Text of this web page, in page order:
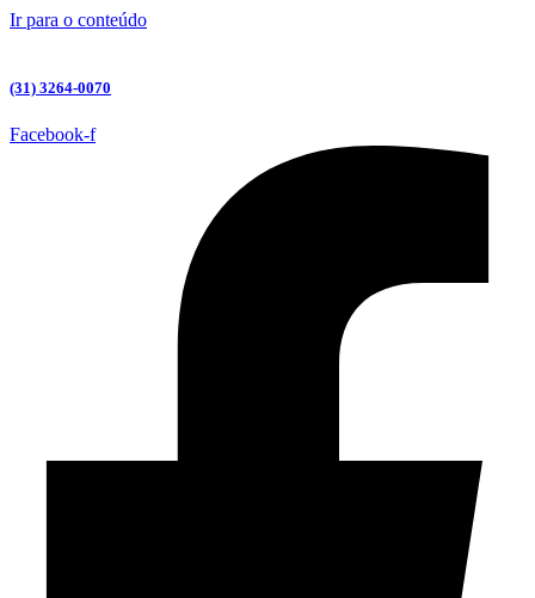
Ir para o conteúdo
(31) 3264-0070
Facebook-f